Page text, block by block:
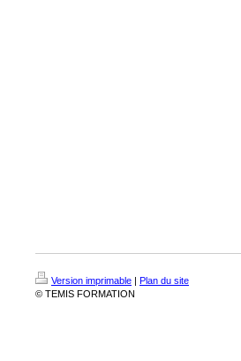
Version imprimable | Plan du site
© TEMIS FORMATION